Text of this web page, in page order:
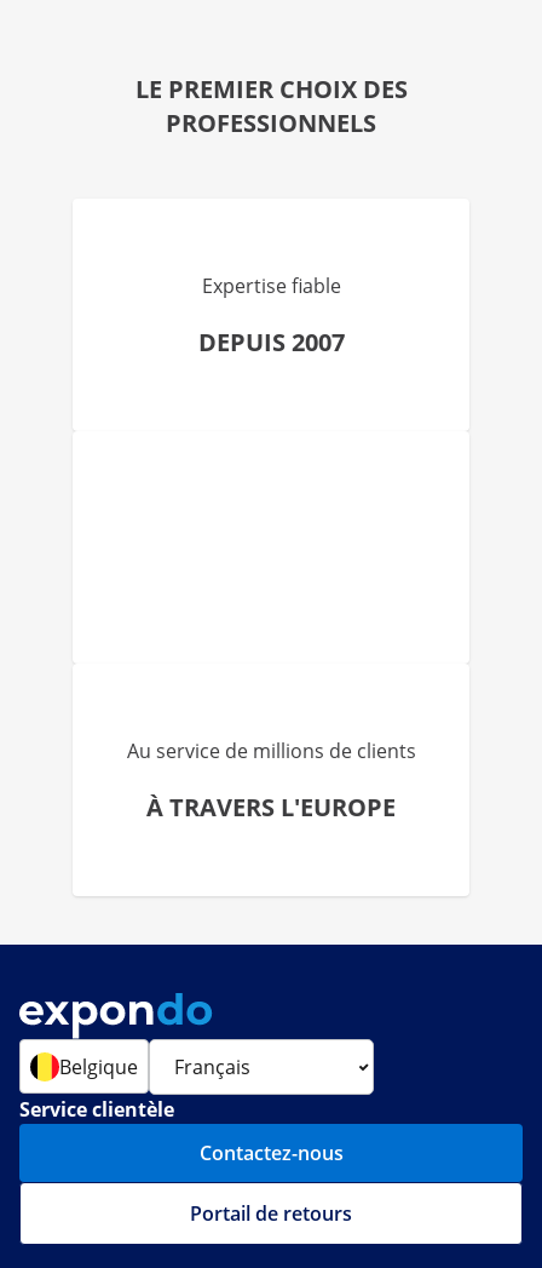
LE PREMIER CHOIX DES
PROFESSIONNELS
Expertise fiable
DEPUIS 2007
Au service de millions de clients
À TRAVERS L'EUROPE
Belgique
Service clientèle
Contactez-nous
Portail de retours